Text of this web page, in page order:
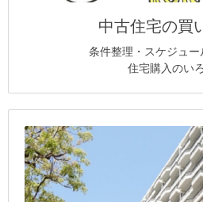
中古住宅の買
条件整理・スケジュ
住宅購入のい